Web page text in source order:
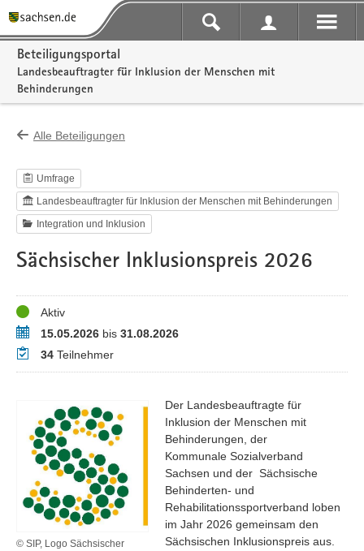
Portalnavigation
Beteiligungsportal
Landesbeauftragter für Inklusion der Menschen mit
Behinderungen
Alle Beteiligungen
Umfrage
Landesbeauftragter für Inklusion der Menschen mit Behinderungen
Integration und Inklusion
Sächsischer Inklusionspreis 2026
StatusAktiv
Zeitraum15.05.2026 bis 31.08.2026
Teilnehmer
34 Teilnehmer
© SIP, Logo Sächsischer
Der Landesbeauftragte für
Inklusion der Menschen mit
Behinderungen, der
Kommunale Sozialverband
Sachsen und der Sächsische
Behinderten- und
Rehabilitationssportverband loben
im Jahr 2026 gemeinsam den
Sächsischen Inklusionspreis aus.